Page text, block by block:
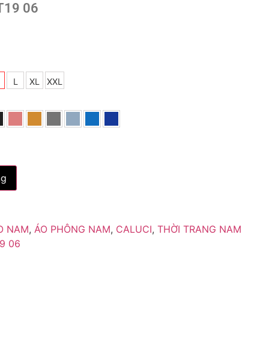
06
L XL XXL
NAM, ÁO PHÔNG NAM, CALUCI, THỜI TRANG NAM
06